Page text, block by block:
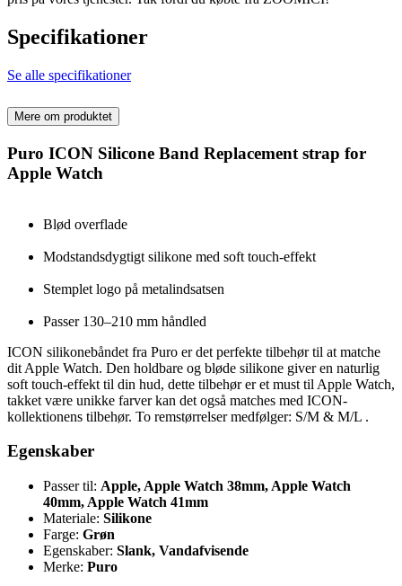
Specifikationer
Se alle specifikationer
Mere om produktet
Puro ICON Silicone Band Replacement strap for
Apple Watch
Blød overflade
Modstandsdygtigt silikone med soft touch-effekt
Stemplet logo på metalindsatsen
Passer 130–210 mm håndled
ICON silikonebåndet fra Puro er det perfekte tilbehør til at matche
dit Apple Watch. Den holdbare og bløde silikone giver en naturlig
soft touch-effekt til din hud, dette tilbehør er et must til Apple Watch,
takket være unikke farver kan det også matches med ICON-
kollektionens tilbehør. To remstørrelser medfølger: S/M & M/L .
Egenskaber
Passer til: Apple, Apple Watch 38mm, Apple Watch
40mm, Apple Watch 41mm
Materiale: Silikone
Farge: Grøn
Egenskaber: Slank, Vandafvisende
Merke: Puro